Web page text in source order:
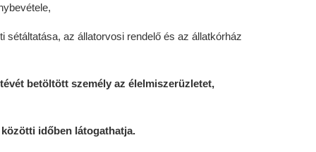
sétáltatása, az állatorvosi rendelő és az állatkórház
betöltött személy az élelmiszerüzletet,
időben látogathatja.